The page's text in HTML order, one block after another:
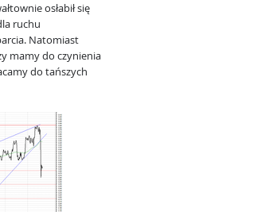
osłabił się
ruchu
Natomiast
mamy do czynienia
do tańszych